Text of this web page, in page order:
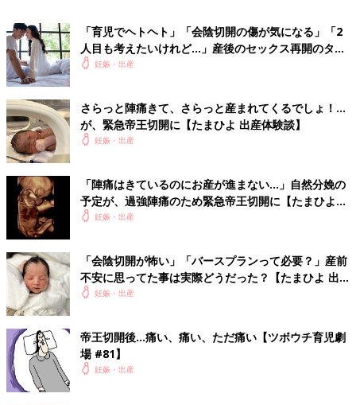
傷よりも綺麗に縫合される会陰切開でよかったなと思いました。
■その他のママライター体験談はこちら
[taremayu ＊ プロフィール]
2男1女、3児の母。24歳で結婚、初産は27歳、1人目妊娠当時は
楽器店で経理事務、フルート講師の仕事を掛け持ちしていた。妊
娠29週目までフルタイムで働き、現在はフリーランスで講師、保
育サポートなどの仕事にも携わっている。
■関連：会陰切開より痛かったもの【妊娠なめてました日記#9】
※この記事は個人の体験記です。記事に掲載の画像はイメージで
す。
前の話
魔法の母乳マッサー
い！？私の乳腺炎の
次の話
っかけに！
「育児でヘトヘト」「会陰切開の傷が気になる」「2
人目も考えたいけれど…」産後のセックス再開のタイ
ミングは？
妊娠・出産
さらっと陣痛きて、さらっと産まれてくるでしょ！…
が、緊急帝王切開に【たまひよ 出産体験談】
妊娠・出産
「陣痛はきているのにお産が進まない…」自然分娩の
予定が、過強陣痛のため緊急帝王切開に【たまひよ
出産体験談】
妊娠・出産
「会陰切開が怖い」「バースプランって必要？」産前
不安に思ってた事は実際どうだった？【たまひよ 出
産体験談】
妊娠・出産
帝王切開後…痛い、痛い、ただ痛い【ツボウチ育児劇
場 #81】
妊娠・出産